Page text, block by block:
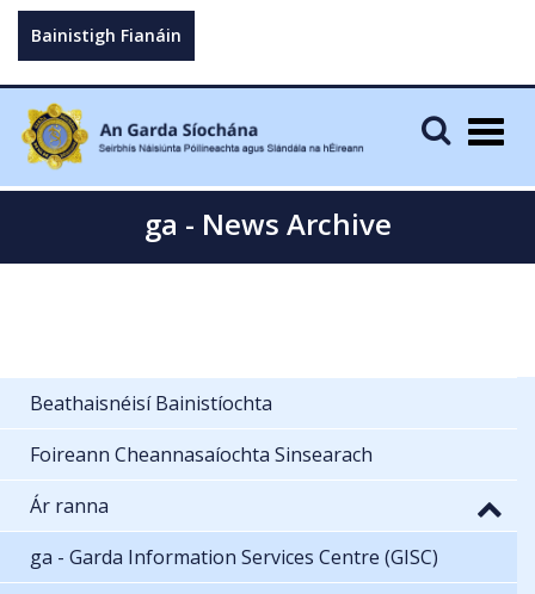
Bainistigh Fianáin
ga - News Archive
Beathaisnéisí Bainistíochta
Foireann Cheannasaíochta Sinsearach
Ár ranna
ga - Garda Information Services Centre (GISC)